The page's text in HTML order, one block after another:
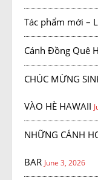
Tác phẩm mới –
Cánh Đồng Quê
CHÚC MỪNG
VÀO HÈ HAWAII
NHỮNG CÁNH
BAR June 3, 2026